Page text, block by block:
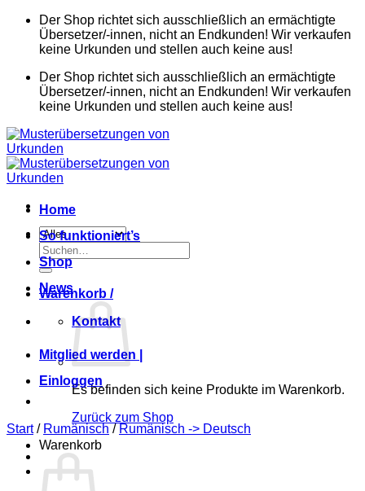
Zum
springen
Der Shop richtet sich ausschließlich an ermächtigte
Übersetzer/-innen, nicht an Endkunden! Wir verkaufen
keine Urkunden und stellen auch keine aus!
Der Shop richtet sich ausschließlich an ermächtigte
Übersetzer/-innen, nicht an Endkunden! Wir verkaufen
keine Urkunden und stellen auch keine aus!
Suchen
nach:
Warenkorb /
Es befinden sich keine Produkte im Warenkorb.
Zurück zum Shop
Warenkorb
Home
So funktioniert’s
Shop
News
Kontakt
Mitglied werden |
Einloggen
Start / Rumänisch / Rumänisch -> Deutsch